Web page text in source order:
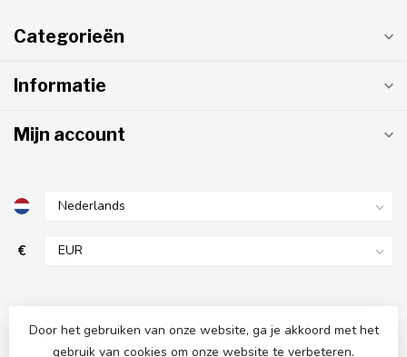
Categorieën
Informatie
Mijn account
€
Door het gebruiken van onze website, ga je akkoord met het
gebruik van cookies om onze website te verbeteren.